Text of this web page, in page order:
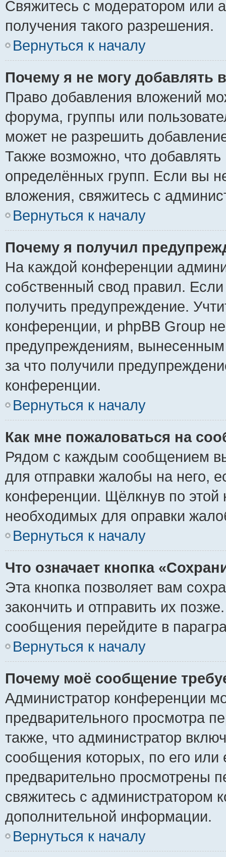
Свяжитесь с модератором или
получения такого разрешения.
Вернуться к началу
Почему я не могу добавлять
Право добавления вложений
форума, группы или
может не разрешить
Также возможно, что
определённых групп. Если вы
вложения, свяжитесь с
Вернуться к началу
Почему я получил
На каждой конференции
собственный свод правил.
получить предупреждение.
конференции, и phpBB Group
предупреждениям,
за что получили
конференции.
Вернуться к началу
Как мне пожаловаться на
Рядом с каждым сообщением
для отправки жалобы на него,
конференции. Щёлкнув по этой
необходимых для оправки
Вернуться к началу
Что означает кнопка
Эта кнопка позволяет вам
закончить и отправить их
сообщения перейдите в
Вернуться к началу
Почему моё сообщение
Администратор конференции
предварительного просмотра
также, что администратор
сообщения которых, по его
предварительно просмотрены
свяжитесь с администратором
дополнительной информации.
Вернуться к началу